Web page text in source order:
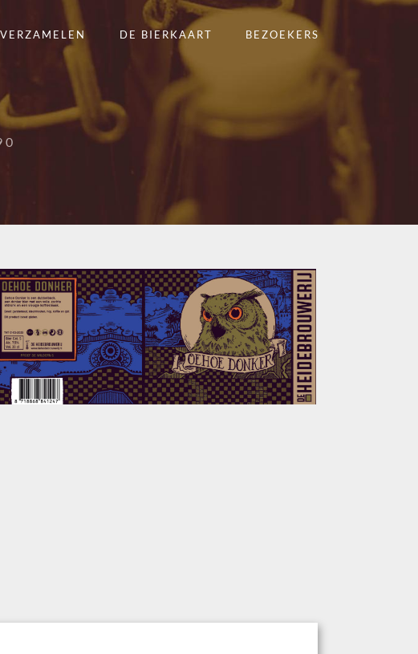
VERZAMELEN DE BIERKAART BEZOEKERS